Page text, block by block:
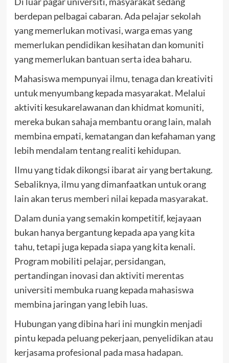
berdepan pelbagai cabaran. Ada pelajar sekolah
yang memerlukan motivasi, warga emas yang
memerlukan pendidikan kesihatan dan komuniti
yang memerlukan bantuan serta idea baharu.
Mahasiswa mempunyai ilmu, tenaga dan kreativiti
untuk menyumbang kepada masyarakat. Melalui
aktiviti kesukarelawanan dan khidmat komuniti,
mereka bukan sahaja membantu orang lain, malah
membina empati, kematangan dan kefahaman yang
lebih mendalam tentang realiti kehidupan.
Ilmu yang tidak dikongsi ibarat air yang bertakung.
Sebaliknya, ilmu yang dimanfaatkan untuk orang
lain akan terus memberi nilai kepada masyarakat.
Dalam dunia yang semakin kompetitif, kejayaan
bukan hanya bergantung kepada apa yang kita
tahu, tetapi juga kepada siapa yang kita kenali.
Program mobiliti pelajar, persidangan,
pertandingan inovasi dan aktiviti merentas
universiti membuka ruang kepada mahasiswa
membina jaringan yang lebih luas.
Hubungan yang dibina hari ini mungkin menjadi
pintu kepada peluang pekerjaan, penyelidikan atau
kerjasama profesional pada masa hadapan.